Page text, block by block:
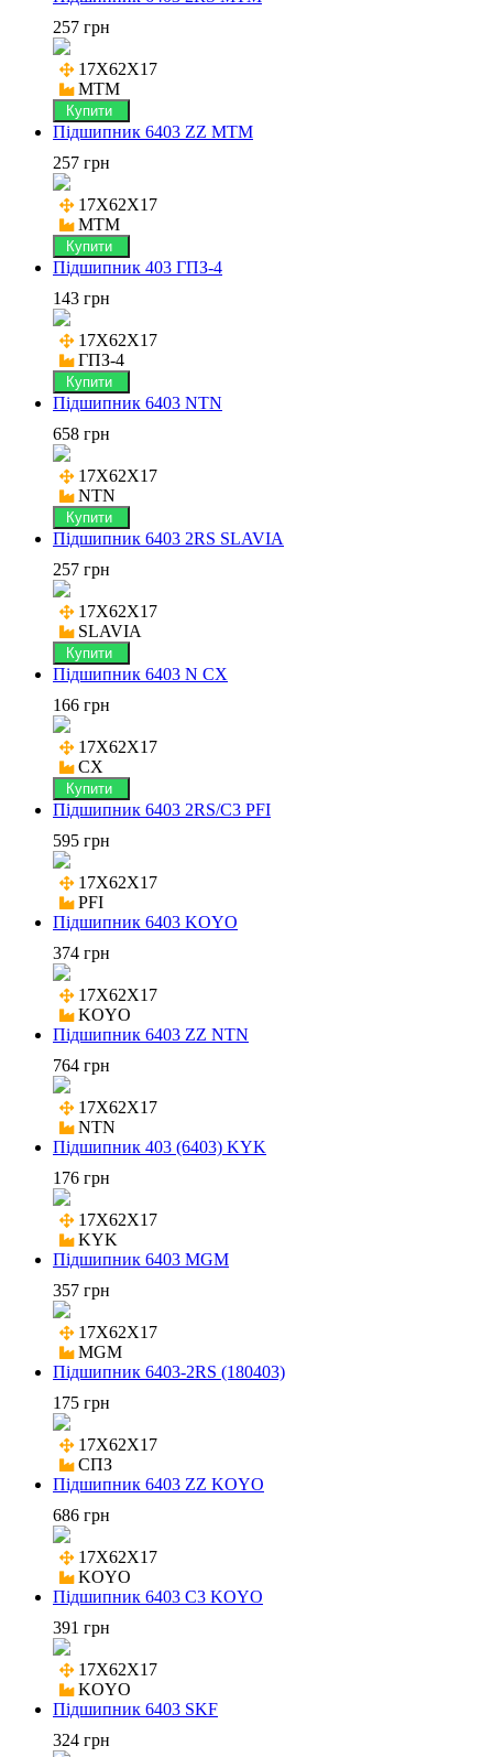
257 грн
17X62X17
MTM
Купити
Підшипник 6403 ZZ MTM
257 грн
17X62X17
MTM
Купити
Підшипник 403 ГПЗ-4
143 грн
17X62X17
ГПЗ-4
Купити
Підшипник 6403 NTN
658 грн
17X62X17
NTN
Купити
Підшипник 6403 2RS SLAVIA
257 грн
17X62X17
SLAVIA
Купити
Підшипник 6403 N CX
166 грн
17X62X17
CX
Купити
Підшипник 6403 2RS/C3 PFI
595 грн
17X62X17
PFI
Підшипник 6403 KOYO
374 грн
17X62X17
KOYO
Підшипник 6403 ZZ NTN
764 грн
17X62X17
NTN
Підшипник 403 (6403) KYK
176 грн
17X62X17
KYK
Підшипник 6403 MGM
357 грн
17X62X17
MGM
Підшипник 6403-2RS (180403)
175 грн
17X62X17
СПЗ
Підшипник 6403 ZZ KOYO
686 грн
17X62X17
KOYO
Підшипник 6403 C3 KOYO
391 грн
17X62X17
KOYO
Підшипник 6403 SKF
324 грн